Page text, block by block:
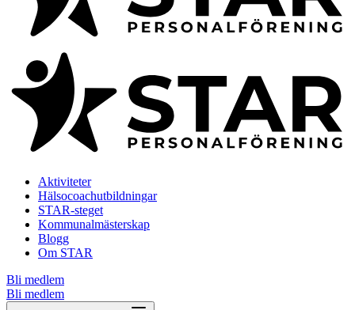
Aktiviteter
Hälsocoachutbildningar
STAR-steget
Kommunalmästerskap
Blogg
Om STAR
Bli medlem
Bli medlem